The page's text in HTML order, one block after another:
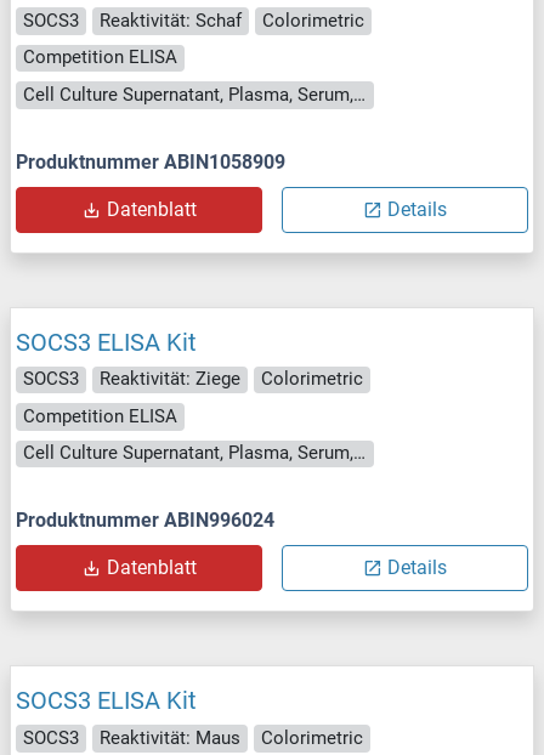
SOCS3 Reaktivität: Schaf
Colorimetric
Competition ELISA
Cell Culture Supernatant, Plasma, Serum, Tissue Homogenate
Produktnummer ABIN1058909
Datenblatt Details
SOCS3 ELISA Kit
SOCS3 Reaktivität: Ziege
Colorimetric
Competition ELISA
Cell Culture Supernatant, Plasma, Serum, Tissue Homogenate
Produktnummer ABIN996024
Datenblatt Details
SOCS3 ELISA Kit
SOCS3 Reaktivität: Maus
Colorimetric